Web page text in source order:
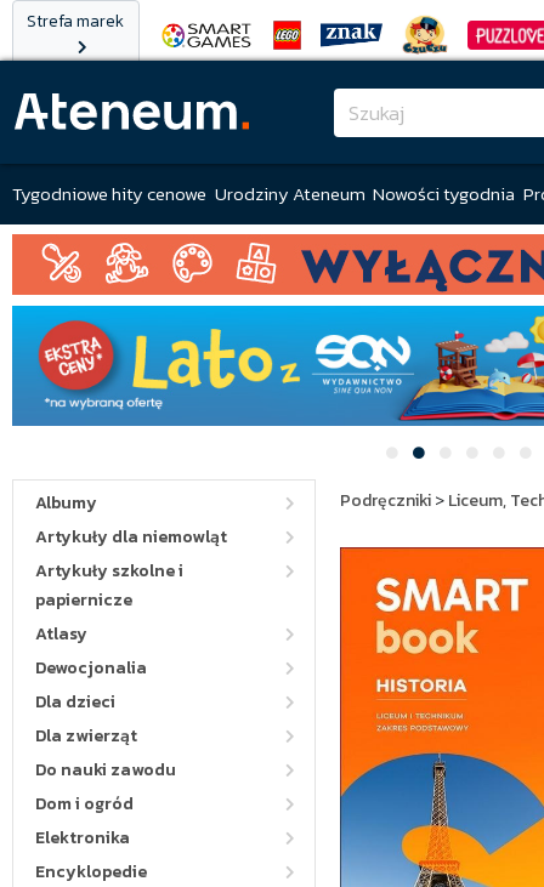
Strefa marek
Tygodniowe hity cenowe Urodziny Ateneum Nowości tygodnia
Albumy
Artykuły dla niemowląt
Artykuły szkolne i
papiernicze
Atlasy
Dewocjonalia
Dla dzieci
Dla zwierząt
Do nauki zawodu
Dom i ogród
Elektronika
Encyklopedie
Podręczniki>Liceum,